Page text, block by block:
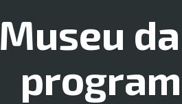
Museu